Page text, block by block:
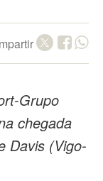
Grupo
chegada
Davis (Vigo-